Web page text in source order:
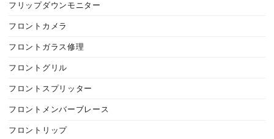
フリップダウンモニター
フロントカメラ
フロントガラス修理
フロントグリル
フロントスプリッター
フロントメンバーブレース
フロントリップ